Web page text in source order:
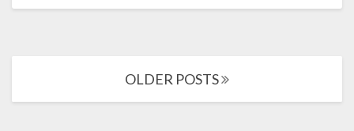
OLDER POSTS